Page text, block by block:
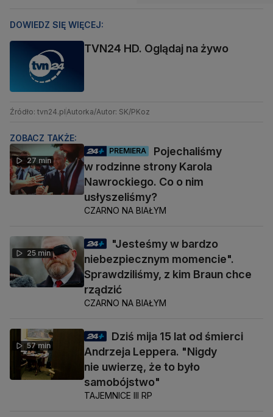
DOWIEDZ SIĘ WIĘCEJ:
TVN24 HD. Oglądaj na żywo
Źródło: tvn24.pl Autorka/Autor: SK/PKoz
ZOBACZ TAKŻE:
27 min
PREMIERA
Pojechaliśmy
w rodzinne strony Karola
Nawrockiego. Co o nim
usłyszeliśmy?
CZARNO NA BIAŁYM
25 min
"Jesteśmy w bardzo
niebezpiecznym momencie".
Sprawdziliśmy, z kim Braun chce
rządzić
CZARNO NA BIAŁYM
57 min
Dziś mija 15 lat od śmierci
Andrzeja Leppera. "Nigdy
nie uwierzę, że to było
samobójstwo"
TAJEMNICE III RP